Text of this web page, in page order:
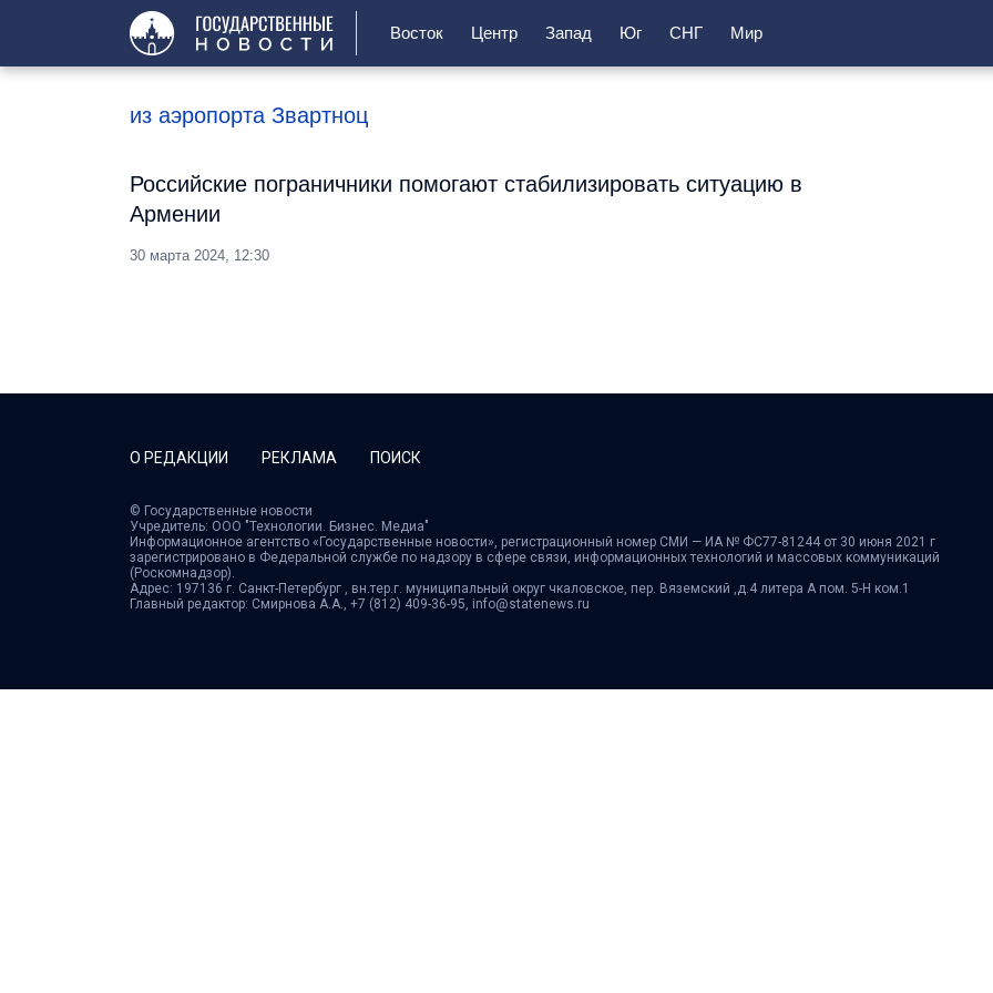
Восток Центр Запад Юг СНГ Мир
из аэропорта Звартноц
Российские пограничники помогают стабилизировать ситуацию в
Армении
30 марта 2024, 12:30
О РЕДАКЦИИ РЕКЛАМА ПОИСК
© Государственные новости
Учредитель: ООО "Технологии. Бизнес. Медиа"
Информационное агентство «Государственные новости», регистрационный номер СМИ — ИА № ФС77-81244 от 30 июня 2021 г
зарегистрировано в Федеральной службе по надзору в сфере связи, информационных технологий и массовых коммуникаций
(Роскомнадзор).
Адрес: 197136 г. Санкт-Петербург , вн.тер.г. муниципальный округ чкаловское, пер. Вяземский ,д.4 литера А пом. 5-Н ком.1
Главный редактор: Смирнова А.А., +7 (812) 409-36-95, info@statenews.ru